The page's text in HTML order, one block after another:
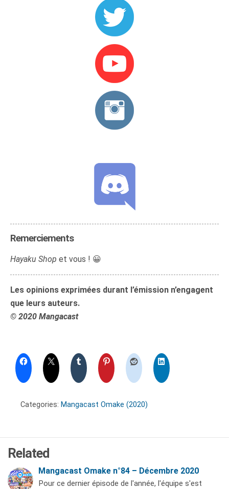
Remerciements
Hayaku Shop et vous ! 😀
Les opinions exprimées durant l’émission n’engagent
que leurs auteurs.
© 2020 Mangacast
Categories: Mangacast Omake (2020)
Related
Mangacast Omake n°84 – Décembre 2020
Pour ce dernier épisode de l'année, l'équipe s'est